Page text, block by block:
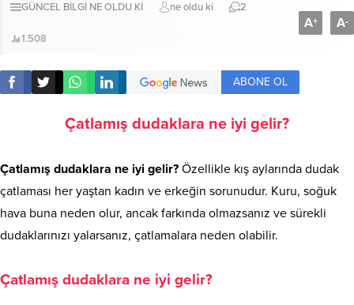
GÜNCEL BİLGİ NE OLDU Kİ ne oldu ki 2
1.508
A+ A-
ABONE OL
Çatlamış dudaklara ne iyi gelir?
Çatlamış dudaklara ne iyi gelir? Özellikle kış aylarında dudak
çatlaması her yaştan kadın ve erkeğin sorunudur. Kuru, soğuk
hava buna neden olur, ancak farkında olmazsanız ve sürekli
dudaklarınızı yalarsanız, çatlamalara neden olabilir.
Çatlamış dudaklara ne iyi gelir?